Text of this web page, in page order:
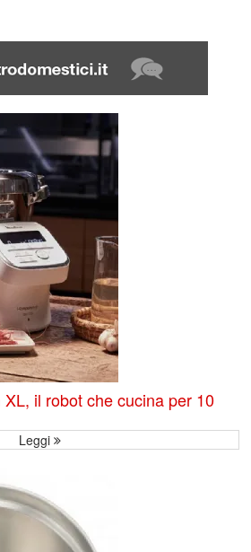
il robot che cucina per 10
Leggi